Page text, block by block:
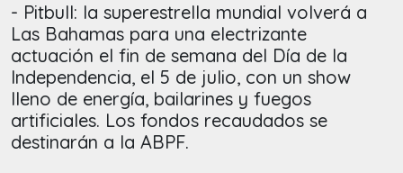
- Pitbull: la superestrella mundial volverá a
Las Bahamas para una electrizante
actuación el fin de semana del Día de la
Independencia, el 5 de julio, con un show
lleno de energía, bailarines y fuegos
artificiales. Los fondos recaudados se
destinarán a la ABPF.